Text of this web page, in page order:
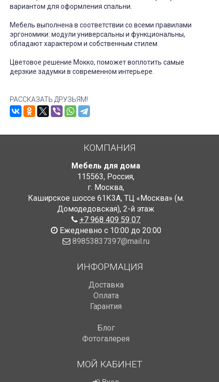
вариантом для оформления спальни.
Мебель выполнена в соответствии со всеми правилами
эргономики: модули универсальны и функциональны,
обладают характером и собственным стилем.
Цветовое решение Мокко, поможет воплотить самые
дерзкие задумки в современном интерьере.
РАССКАЗАТЬ ДРУЗЬЯМ!
КОМПАНИЯ
Мебель для дома
115563, Россия,
г. Москва,
Каширское шоссе 61К3А, ТЦ «Москва» (м.
Домодедовская), 2-й этаж
+7 968 409 59 07
Ежедневно с 10:00 до 20:00
89853837397@mail.ru
ИНФОРМАЦИЯ
Доставка
Оплата
Гарантия
Блог
Фотогалерея
МОЙ КАБИНЕТ